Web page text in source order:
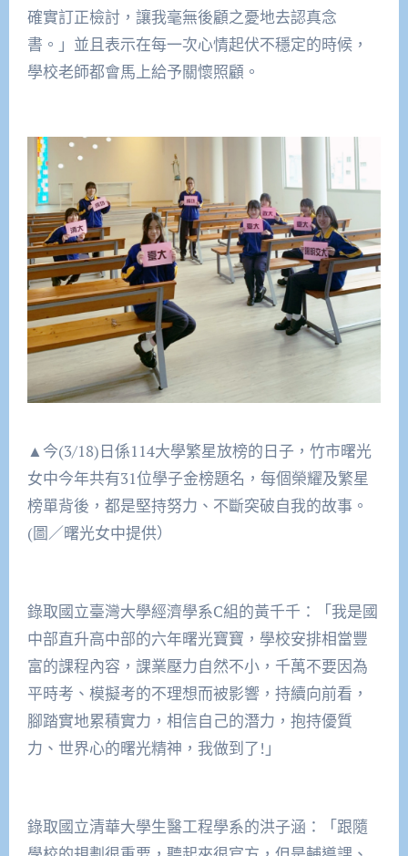
確實訂正檢討，讓我毫無後顧之憂地去認真念
書。」並且表示在每一次心情起伏不穩定的時候，
學校老師都會馬上給予關懷照顧。
▲今(3/18)日係114大學繁星放榜的日子，竹市曙光
女中今年共有31位學子金榜題名，每個榮耀及繁星
榜單背後，都是堅持努力、不斷突破自我的故事。
(圖／曙光女中提供）
錄取國立臺灣大學經濟學系C組的黃千千：「我是國
中部直升高中部的六年曙光寶寶，學校安排相當豐
富的課程內容，課業壓力自然不小，千萬不要因為
平時考、模擬考的不理想而被影響，持續向前看，
腳踏實地累積實力，相信自己的潛力，抱持優質
力、世界心的曙光精神，我做到了!」
錄取國立清華大學生醫工程學系的洪子涵：「跟隨